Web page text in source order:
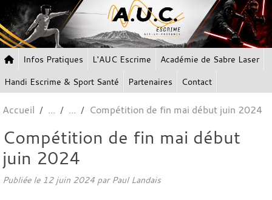
Infos Pratiques L'AUC Escrime
Académie de Sabre Laser
Handi Escrime & Sport Santé
Partenaires Contact
Accueil Compétition de fin mai début juin 2024
Compétition de fin mai début
juin 2024
Publiée le 12 juin 2024 par Paul Landais
Panneau de gestion des cookies